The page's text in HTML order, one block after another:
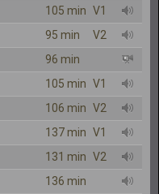
105 min V1
95 min
V2
96 min
105 min V1
106 min V2
137 min V1
131 min V2
136 min